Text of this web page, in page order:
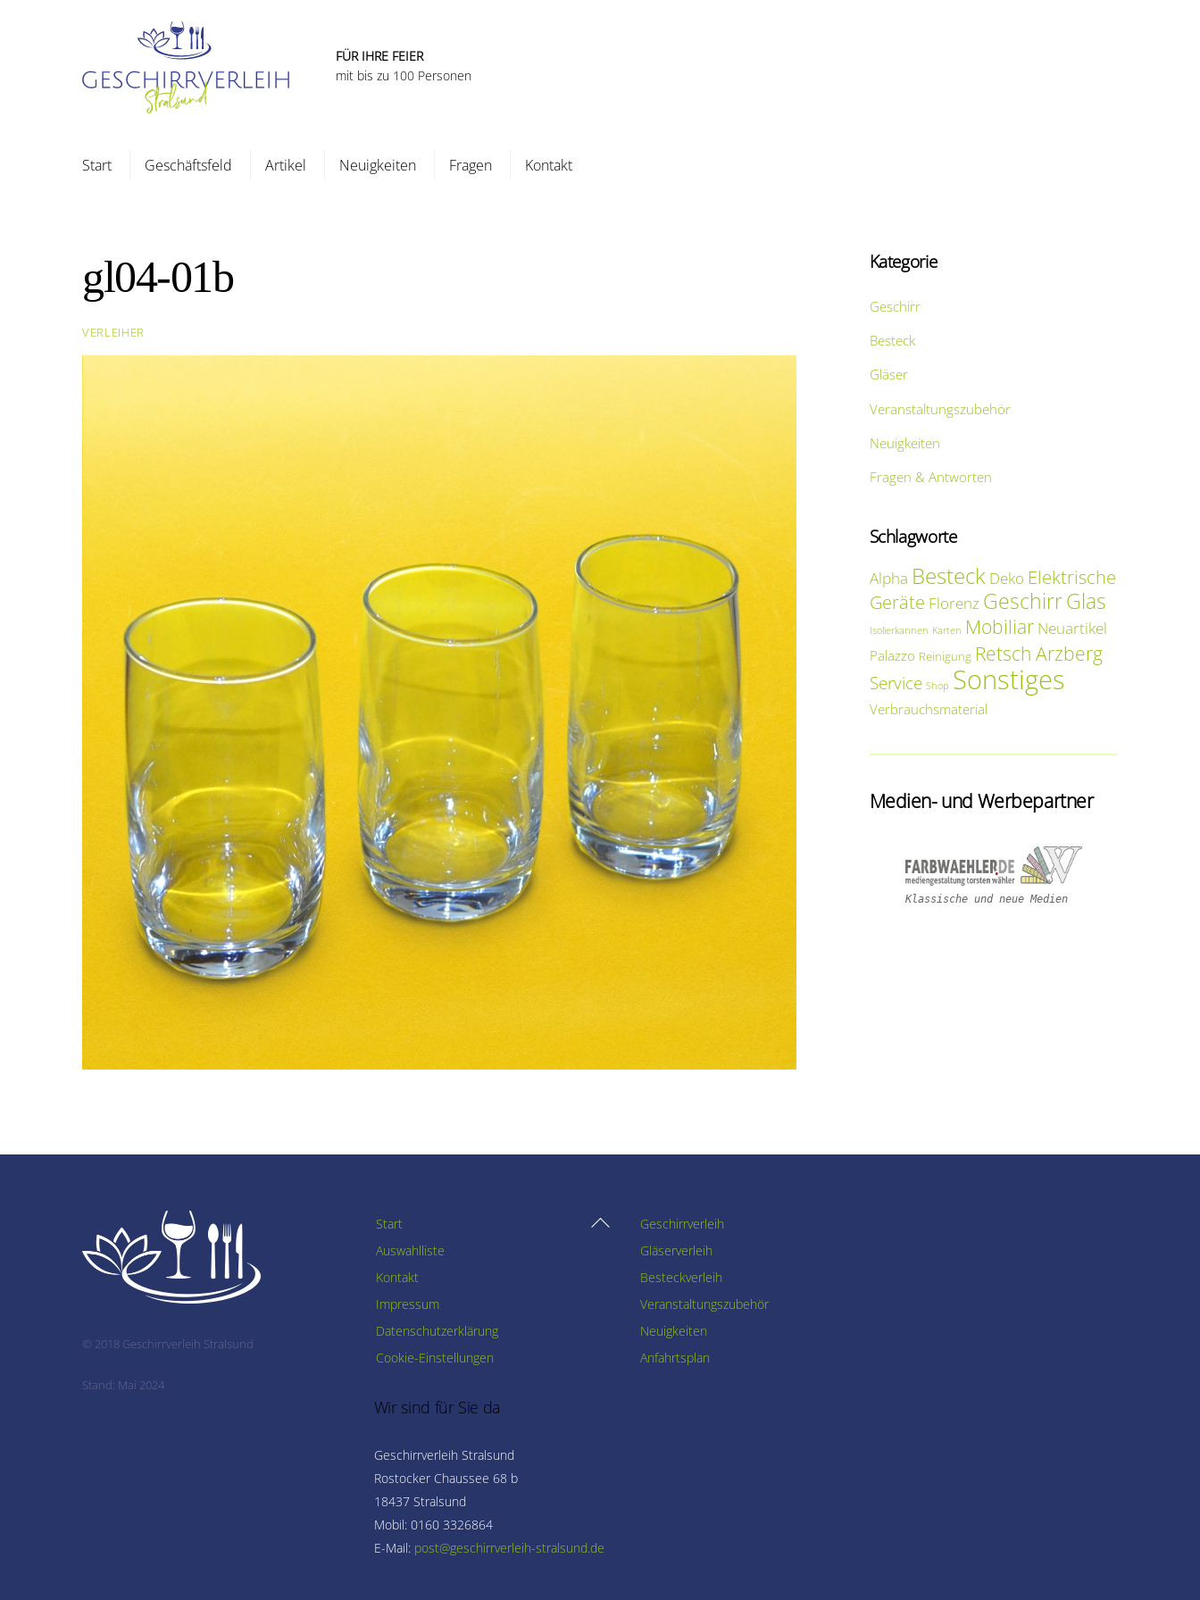
Start Geschäftsfeld Artikel Neuigkeiten Fragen Kontakt
FÜR IHRE FEIER
mit bis zu 100 Personen
gl04-01b
VERLEIHER
Kategorie
Geschirr
Besteck
Gläser
Veranstaltungszubehör
Neuigkeiten
Fragen & Antworten
Schlagworte
Alpha Besteck Deko Elektrische
Geräte Florenz GeschirrGlas
Isolierkannen Karten Mobiliar Neuartikel
Palazzo Reinigung Retsch Arzberg
Service Shop Sonstiges
Verbrauchsmaterial
Medien- und Werbepartner
Klassische und neue Medien
Back
© 2018 Geschirrverleih Stralsund
Stand: Mai 2024
Start
Auswahlliste
Kontakt
Impressum
Datenschutzerklärung
Cookie-Einstellungen
Geschirrverleih
Gläserverleih
Besteckverleih
Veranstaltungszubehör
Neuigkeiten
Anfahrtsplan
Wir sind für Sie da
Geschirrverleih Stralsund
Rostocker Chaussee 68 b
18437 Stralsund
Mobil: 0160 3326864
E-Mail: